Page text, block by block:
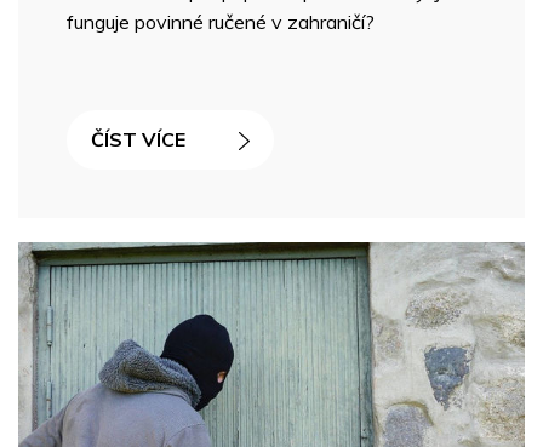
funguje povinné ručené v zahraničí?
ČÍST VÍCE